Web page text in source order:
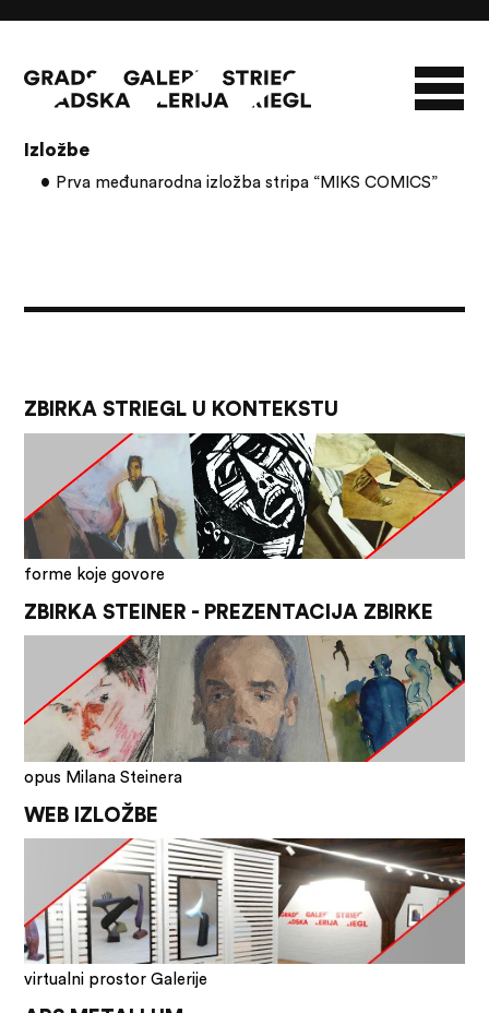
O GALERIJI
Izložbe
Prva međunarodna izložba stripa “MIKS COMICS”
ZBIRKA STRIEGL U KONTEKSTU
forme koje govore
ZBIRKA STEINER - PREZENTACIJA ZBIRKE
opus Milana Steinera
WEB IZLOŽBE
virtualni prostor Galerije